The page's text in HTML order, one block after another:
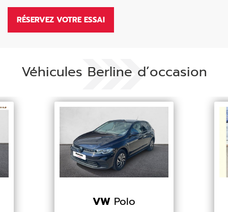
RÉSERVEZ VOTRE ESSAI
Véhicules Berline d’occasion
VW Polo